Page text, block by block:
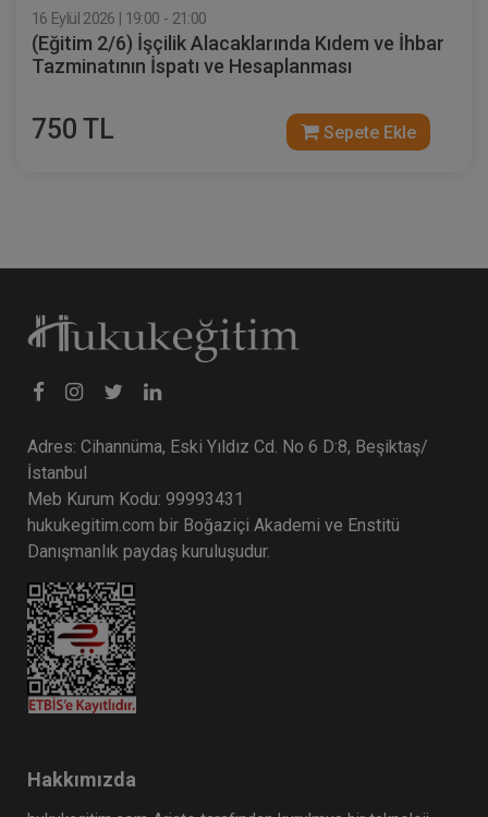
16 Eylül 2026 | 19:00 - 21:00
(Eğitim 2/6) İşçilik Alacaklarında Kıdem ve İhbar
Tazminatının İspatı ve Hesaplanması
750 TL Sepete Ekle
Adres: Cihannüma, Eski Yıldız Cd. No 6 D:8, Beşiktaş/
İstanbul
Meb Kurum Kodu: 99993431
hukukegitim.com bir Boğaziçi Akademi ve Enstitü
Danışmanlık paydaş kuruluşudur.
Hakkımızda